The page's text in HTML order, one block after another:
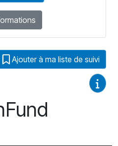
Ajouter à ma liste de suivi